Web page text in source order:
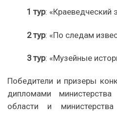
1 тур: «Краеведческий
2 тур: «По следам
3 тур: «Музейные
Победители и призеры
дипломами
области и